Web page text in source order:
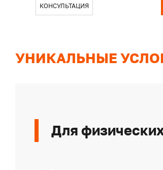
КОНСУЛЬТАЦИЯ
УНИКАЛЬНЫЕ
Для